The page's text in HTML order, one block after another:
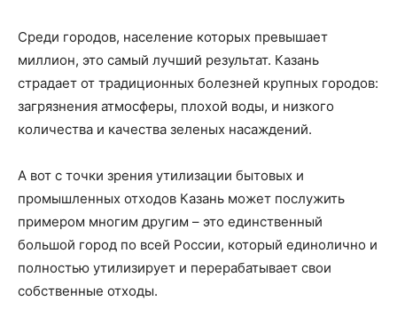
Среди городов, население которых превышает
миллион, это самый лучший результат. Казань
страдает от традиционных болезней крупных городов:
загрязнения атмосферы, плохой воды, и низкого
количества и качества зеленых насаждений.
А вот с точки зрения утилизации бытовых и
промышленных отходов Казань может послужить
примером многим другим – это единственный
большой город по всей России, который единолично и
полностью утилизирует и перерабатывает свои
собственные отходы.